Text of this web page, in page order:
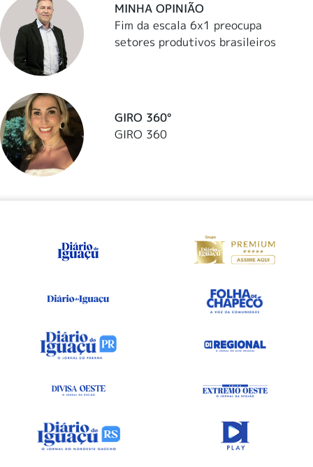
MINHA OPINIÃO
Fim da escala 6x1 preocupa
setores produtivos brasileiros
GIRO 360°
GIRO 360